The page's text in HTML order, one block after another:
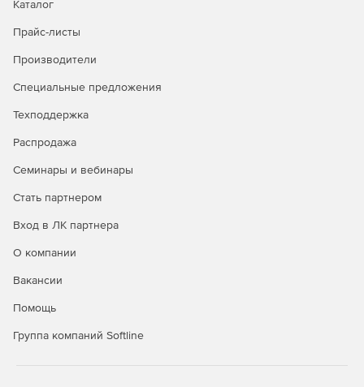
Каталог
Прайс-листы
Производители
Специальные предложения
Техподдержка
Распродажа
Семинары и вебинары
Стать партнером
Вход в ЛК партнера
О компании
Вакансии
Помощь
Группа компаний Softline